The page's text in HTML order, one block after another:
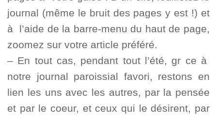
journal (même le bruit des pages y est !) et
à l’aide de la barre-menu du haut de page,
zoomez sur votre article préféré.
– En tout cas, pendant tout l’été, gr ce à
notre journal paroissial favori, restons en
lien les uns avec les autres, par la pensée
et par le coeur, et ceux qui le désirent, par